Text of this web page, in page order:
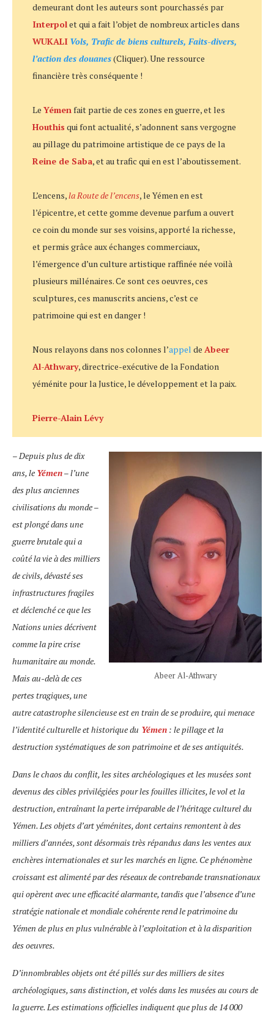
demeurant dont les auteurs sont pourchassés par
Interpolet qui a fait l’objet de nombreux articles dans
WUKALI Vols, Trafic de biens culturels, Faits-divers,
l’action des douanes(Cliquer). Une ressource
financière très conséquente !
LeYémenfait partie de ces zones en guerre, et les
Houthis qui font actualité, s’adonnent sans vergogne
au pillage du patrimoine artistique de ce pays de la
Reine de Saba, et au trafic qui en est l’aboutissement.
L’encens,la Route de l’encens, le Yémen en est
l’épicentre, et cette gomme devenue parfum a ouvert
ce coin du monde sur ses voisins, apporté la richesse,
et permis grâce aux échanges commerciaux,
l’émergence d’un culture artistique raffinée née voilà
plusieurs millénaires. Ce sont ces oeuvres, ces
sculptures, ces manuscrits anciens, c’est ce
patrimoine qui est en danger !
Nous relayons dans nos colonnes l’appel deAbeer
Al-Athwary, directrice-exécutive de la Fondation
yéménite pour la Justice, le développement et la paix.
Pierre-Alain Lévy
Abeer Al-Athwary
–Depuis plus de dix
ans, le Yémen– l’une
des plus anciennes
civilisations du monde –
est plongé dans une
guerre brutale qui a
coûté la vie à des milliers
de civils, dévasté ses
infrastructures fragiles
et déclenché ce que les
Nations unies décrivent
comme la pire crise
humanitaire au monde.
Mais au-delà de ces
pertes tragiques, une
autre catastrophe silencieuse est en train de se produire, qui menace
l’identité culturelle et historique du Yémen : le pillage et la
destruction systématiques de son patrimoine et de ses antiquités.
Dans le chaos du conflit, les sites archéologiques et les musées sont
devenus des cibles privilégiées pour les fouilles illicites, le vol et la
destruction, entraînant la perte irréparable de l’héritage culturel du
Yémen. Les objets d’art yéménites, dont certains remontent à des
milliers d’années, sont désormais très répandus dans les ventes aux
enchères internationales et sur les marchés en ligne. Ce phénomène
croissant est alimenté par des réseaux de contrebande transnationaux
qui opèrent avec une efficacité alarmante, tandis que l’absence d’une
stratégie nationale et mondiale cohérente rend le patrimoine du
Yémen de plus en plus vulnérable à l’exploitation et à la disparition
des oeuvres.
D’innombrables objets ont été pillés sur des milliers de sites
archéologiques, sans distinction, et volés dans les musées au cours de
la guerre. Les estimations officielles indiquent que plus de 14 000